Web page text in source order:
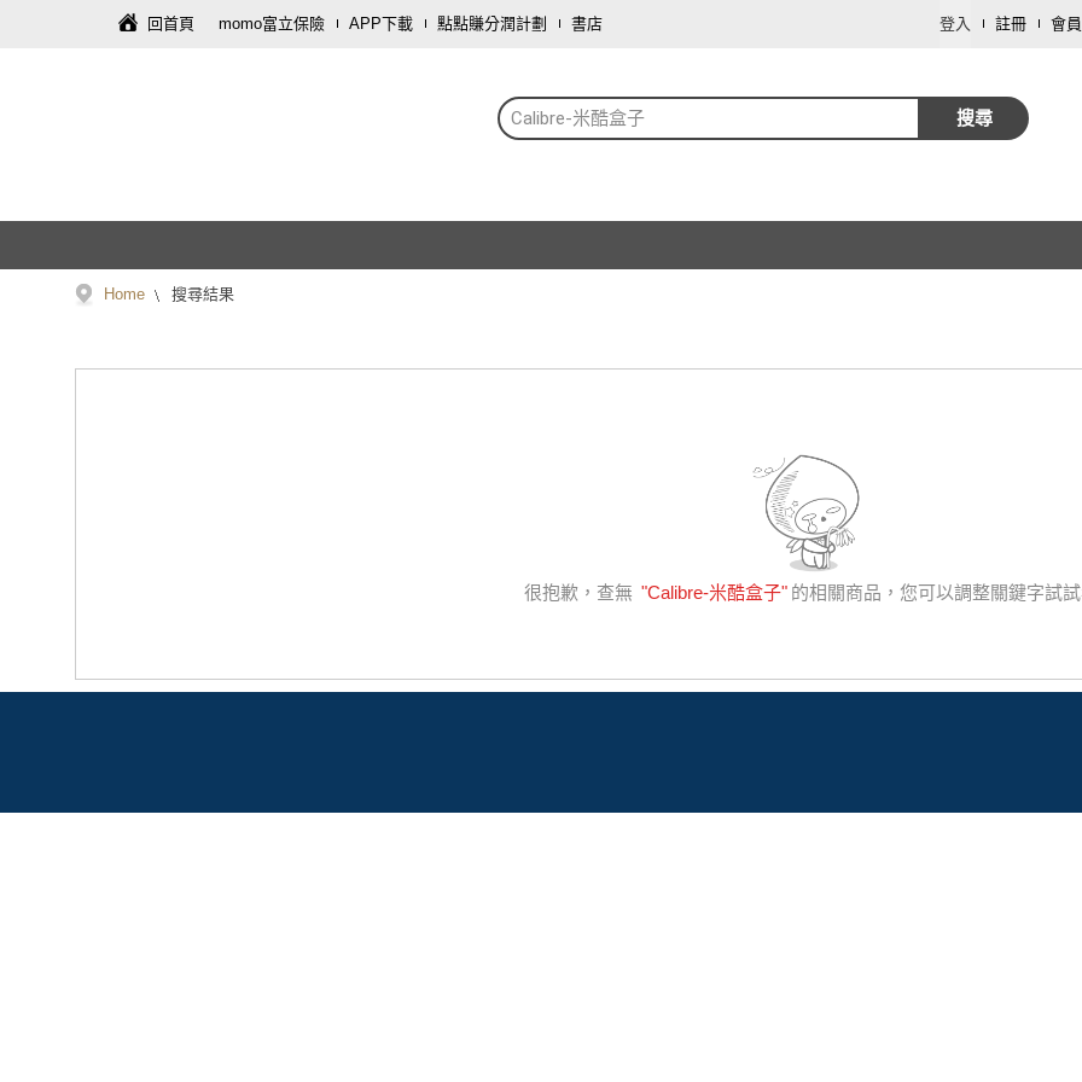
回首頁 momo富立保險 APP下載 點點賺分潤計劃 書店 登入 註冊 會
Calibre-米酷盒子 搜尋
Home 搜尋結果
很抱歉，查無 "Calibre-米酷盒子" 的相關商品，您可以調整關鍵字試